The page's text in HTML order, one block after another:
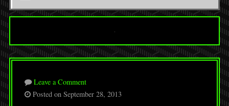
Leave a Comment
Posted on September 28, 2013